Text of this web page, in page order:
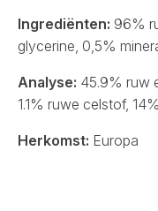
Ingrediënten: 96%
glycerine, 0,5%
Analyse: 45.9% ruw
1.1% ruwe celstof,
Herkomst: Europa